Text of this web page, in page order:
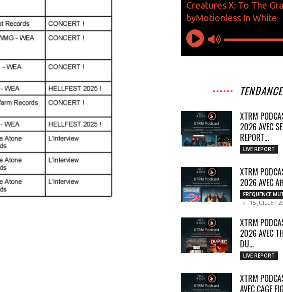
XTRM
2026 AVEC
REPORT...
LIVE REPORT
XTRM
2026 AVEC
FREQUENCE
15 JUILLET
XTRM
2026 AVEC
DU...
LIVE REPORT
XTRM
AVEC CAGE